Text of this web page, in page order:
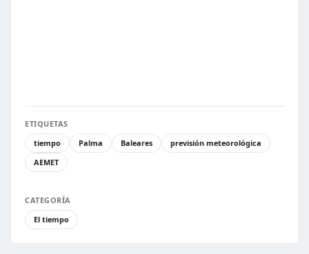
ETIQUETAS
tiempo
Palma Baleares
previsión meteorológica
AEMET
CATEGORÍA
El tiempo